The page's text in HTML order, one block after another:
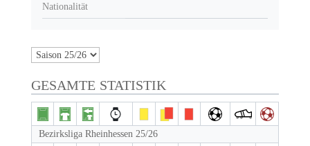
Nationalität
GESAMTE STATISTIK
Bezirksliga Rheinhessen 25/26